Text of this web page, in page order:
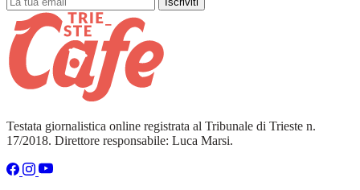
Testata giornalistica online registrata al Tribunale di Trieste n.
17/2018. Direttore responsabile: Luca Marsi.